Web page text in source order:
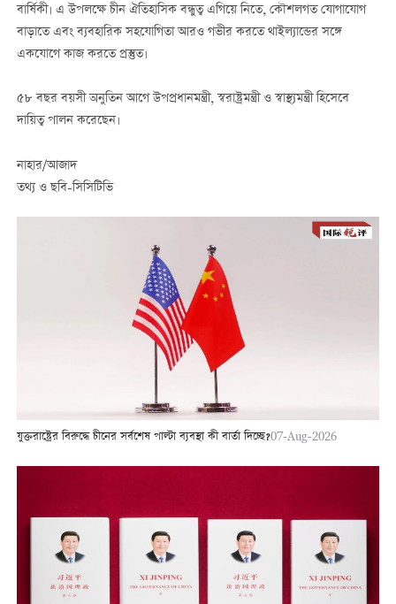
বার্ষিকী। এ উপলক্ষে চীন ঐতিহাসিক বন্ধুত্ব এগিয়ে নিতে, কৌশলগত যোগাযোগ
বাড়াতে এবং ব্যবহারিক সহযোগিতা আরও গভীর করতে থাইল্যান্ডের সঙ্গে
একযোগে কাজ করতে প্রস্তুত।
৫৮ বছর বয়সী অনুতিন আগে উপপ্রধানমন্ত্রী, স্বরাষ্ট্রমন্ত্রী ও স্বাস্থ্যমন্ত্রী হিসেবে
দায়িত্ব পালন করেছেন।
নাহার/আজাদ
তথ্য ও ছবি-সিসিটিভি
যুক্তরাষ্ট্রের বিরুদ্ধে চীনের সর্বশেষ পাল্টা ব্যবস্থা কী বার্তা দিচ্ছে?07-Aug-2026